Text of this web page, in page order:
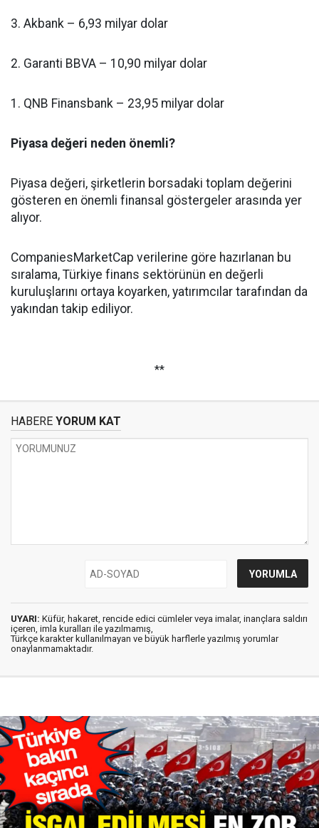
3. Akbank – 6,93 milyar dolar
2. Garanti BBVA – 10,90 milyar dolar
1. QNB Finansbank – 23,95 milyar dolar
Piyasa değeri neden önemli?
Piyasa değeri, şirketlerin borsadaki toplam değerini
gösteren en önemli finansal göstergeler arasında yer
alıyor.
CompaniesMarketCap verilerine göre hazırlanan bu
sıralama, Türkiye finans sektörünün en değerli
kuruluşlarını ortaya koyarken, yatırımcılar tarafından da
yakından takip ediliyor.
**
HABERE YORUM KAT
UYARI: Küfür, hakaret, rencide edici cümleler veya imalar, inançlara saldırı
içeren, imla kuralları ile yazılmamış,
Türkçe karakter kullanılmayan ve büyük harflerle yazılmış yorumlar
onaylanmamaktadır.